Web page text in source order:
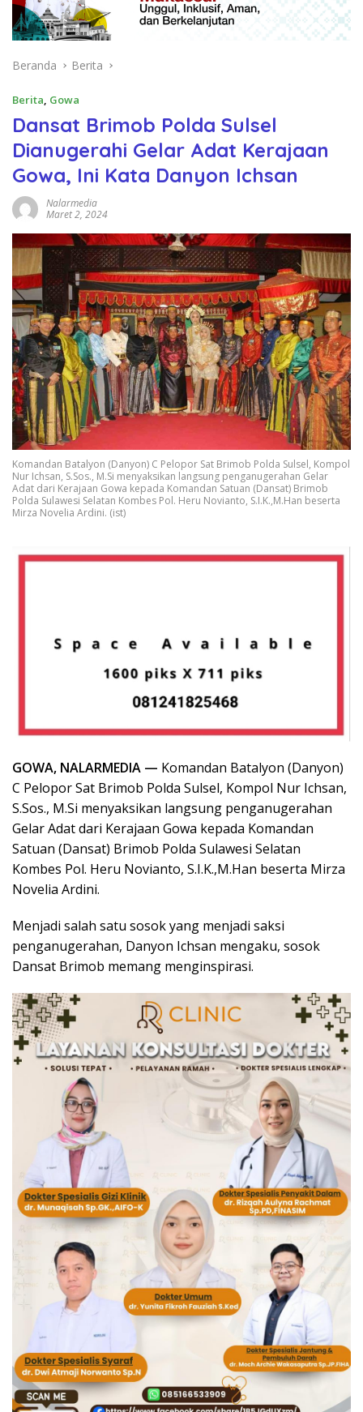
Beranda Berita
Berita, Gowa
Dansat Brimob Polda Sulsel
Dianugerahi Gelar Adat Kerajaan
Gowa, Ini Kata Danyon Ichsan
Nalarmedia
Maret 2, 2024
Komandan Batalyon (Danyon) C Pelopor Sat Brimob Polda Sulsel, Kompol
Nur Ichsan, S.Sos., M.Si menyaksikan langsung penganugerahan Gelar
Adat dari Kerajaan Gowa kepada Komandan Satuan (Dansat) Brimob
Polda Sulawesi Selatan Kombes Pol. Heru Novianto, S.I.K.,M.Han beserta
Mirza Novelia Ardini. (ist)
GOWA, NALARMEDIA — Komandan Batalyon (Danyon)
C Pelopor Sat Brimob Polda Sulsel, Kompol Nur Ichsan,
S.Sos., M.Si menyaksikan langsung penganugerahan
Gelar Adat dari Kerajaan Gowa kepada Komandan
Satuan (Dansat) Brimob Polda Sulawesi Selatan
Kombes Pol. Heru Novianto, S.I.K.,M.Han beserta Mirza
Novelia Ardini.
Menjadi salah satu sosok yang menjadi saksi
penganugerahan, Danyon Ichsan mengaku, sosok
Dansat Brimob memang menginspirasi.